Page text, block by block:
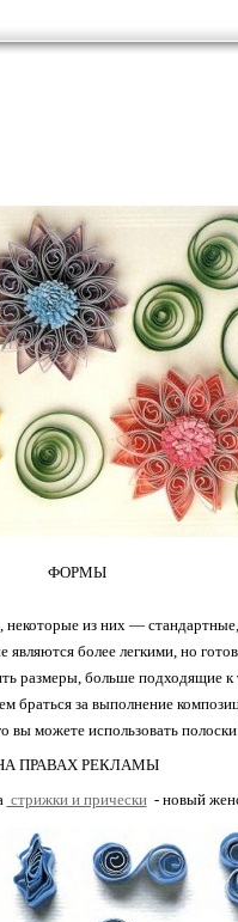
ФОРМЫ
некоторые из них —
более легкими, но
размеры, больше подходящие к
браться за выполнение
вы можете использовать
ПРАВАХ РЕКЛАМЫ
стрижки и прически- новый